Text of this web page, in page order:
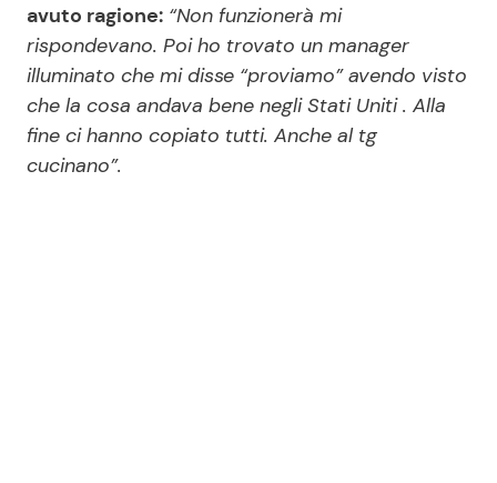
avuto ragione: “Non funzionerà mi
rispondevano. Poi ho trovato un manager
illuminato che mi disse “proviamo” avendo visto
che la cosa andava bene negli Stati Uniti . Alla
fine ci hanno copiato tutti. Anche al tg
cucinano”.